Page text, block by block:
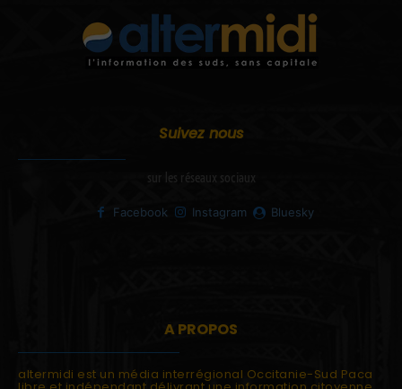
Suivez nous
sur les réseaux sociaux
Facebook Instagram Bluesky
A PROPOS
altermidi est un média interrégional Occitanie-Sud Paca